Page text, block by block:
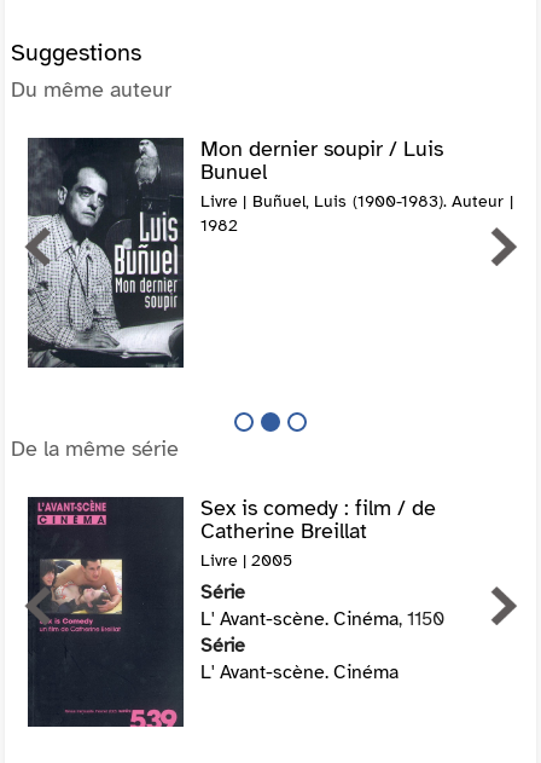
Suggestions
Du même auteur
Mon dernier soupir / Luis
Bunuel
Livre | Buñuel, Luis (1900-1983). Auteur |
1982
De la même série
Sex is comedy : film / de
Catherine Breillat
Livre | 2005
Série
L' Avant-scène. Cinéma, 1150
Série
L' Avant-scène. Cinéma